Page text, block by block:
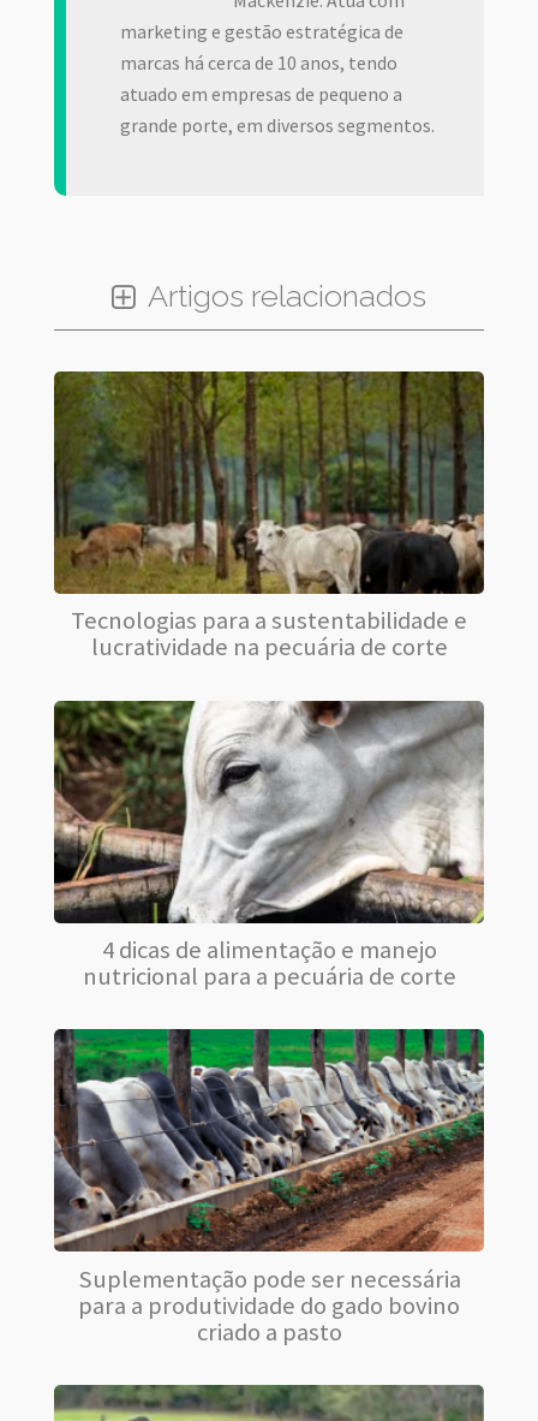
marketing e gestão estratégica de
marcas há cerca de 10 anos, tendo
atuado em empresas de pequeno a
grande porte, em diversos segmentos.
Artigos relacionados
Tecnologias para a sustentabilidade e
lucratividade na pecuária de corte
4 dicas de alimentação e manejo
nutricional para a pecuária de corte
Suplementação pode ser necessária
para a produtividade do gado bovino
criado a pasto